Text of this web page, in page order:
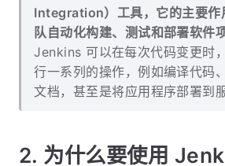
Integration）工具，它的主要作
队自动化构建、测试和部署软件
Jenkins 可以在每次代码变更时
行一系列的操作，例如编译代码
文档，甚至是将应用程序部署到
2. 为什么要使用